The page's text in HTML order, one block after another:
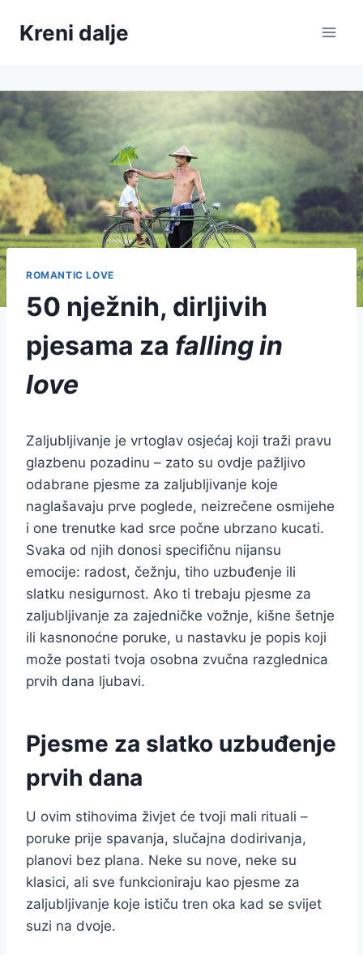
Kreni dalje
ROMANTIC LOVE
50 nježnih, dirljivih
pjesama za falling in
love
Zaljubljivanje je vrtoglav osjećaj koji traži pravu
glazbenu pozadinu – zato su ovdje pažljivo
odabrane pjesme za zaljubljivanje koje
naglašavaju prve poglede, neizrečene osmijehe
i one trenutke kad srce počne ubrzano kucati.
Svaka od njih donosi specifičnu nijansu
emocije: radost, čežnju, tiho uzbuđenje ili
slatku nesigurnost. Ako ti trebaju pjesme za
zaljubljivanje za zajedničke vožnje, kišne šetnje
ili kasnonoćne poruke, u nastavku je popis koji
može postati tvoja osobna zvučna razglednica
prvih dana ljubavi.
Pjesme za slatko uzbuđenje
prvih dana
U ovim stihovima živjet će tvoji mali rituali –
poruke prije spavanja, slučajna dodirivanja,
planovi bez plana. Neke su nove, neke su
klasici, ali sve funkcioniraju kao pjesme za
zaljubljivanje koje ističu tren oka kad se svijet
suzi na dvoje.